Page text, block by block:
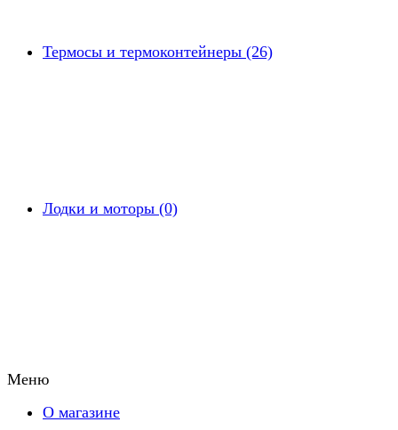
Термосы и термоконтейнеры (26)
Лодки и моторы (0)
Меню
О магазине